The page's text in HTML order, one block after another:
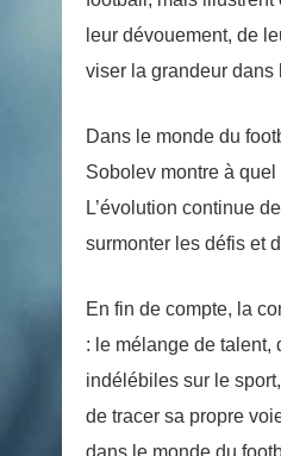
leur dévouement, de
viser la grandeur dans
Dans le monde du
Sobolev montre à
L’évolution continue
surmonter les défis et
En fin de compte, la
: le mélange de talent,
indélébiles sur le
de tracer sa propre
dans le monde du